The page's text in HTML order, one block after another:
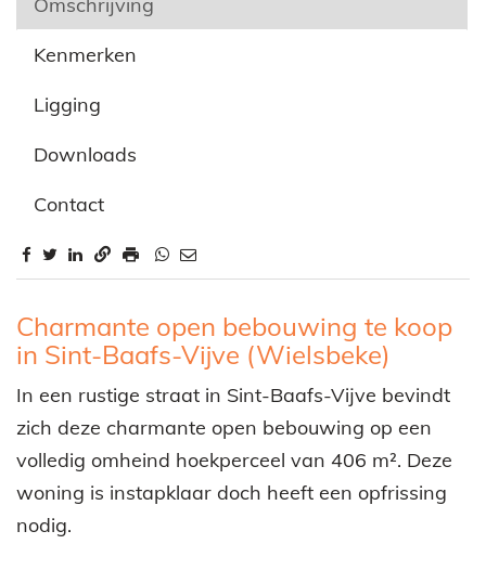
Kenmerken
Ligging
Downloads
Contact
Omschrijving
Charmante open bebouwing te koop
in Sint-Baafs-Vijve (Wielsbeke)
In een rustige straat in Sint-Baafs-Vijve bevindt
zich deze charmante open bebouwing op een
volledig omheind hoekperceel van 406 m². Deze
woning is instapklaar doch heeft een opfrissing
nodig.